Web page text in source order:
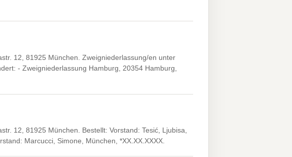
12, 81925 München. Zweigniederlassung/en unter
- Zweigniederlassung Hamburg, 20354 Hamburg,
12, 81925 München. Bestellt: Vorstand: Tesić, Ljubisa,
Marcucci, Simone, München, *XX.XX.XXXX.